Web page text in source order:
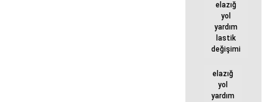
elazığ
yol
yardım
lastik
değişimi
elazığ
yol
yardım